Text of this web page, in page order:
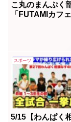
こ丸のまんぷく
「FUTAMIカフェ
スポーツ
5/15【わんぱく